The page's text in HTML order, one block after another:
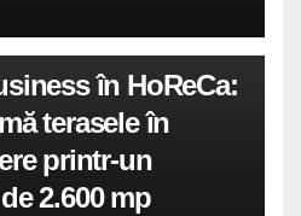
în HoReCa:
terasele în
printr-un
2.600 mp